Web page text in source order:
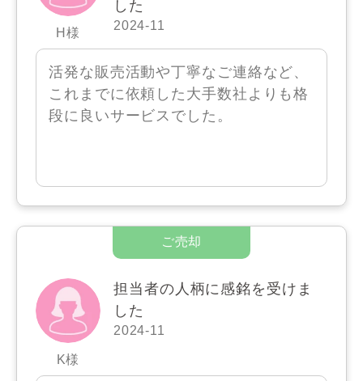
H様
した
2024-11
活発な販売活動や丁寧なご連絡など、
これまでに依頼した大手数社よりも格
段に良いサービスでした。
K様
担当者の人柄に感銘を受けま
した
2024-11